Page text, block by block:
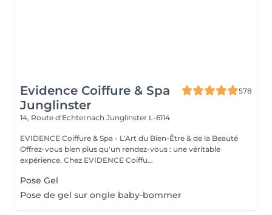
Evidence Coiffure & Spa
Junglinster
578
14, Route d‘Echternach Junglinster L-6114
EVIDENCE Coiffure & Spa - L'Art du Bien-Être & de la Beauté
Offrez-vous bien plus qu'un rendez-vous : une véritable
expérience. Chez EVIDENCE Coiffu...
Pose Gel
Pose de gel sur ongle baby-bommer